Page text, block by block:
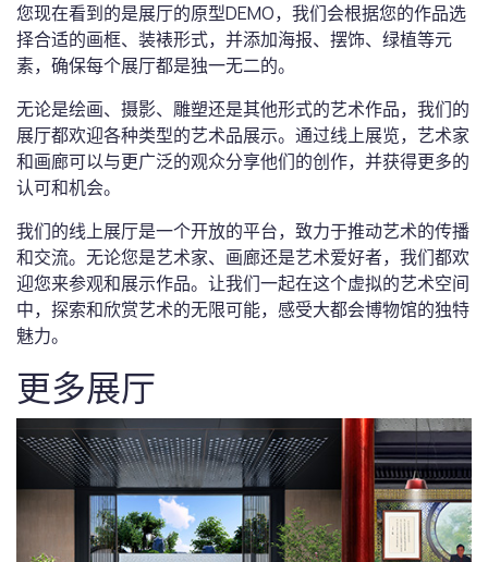
您现在看到的是展厅的原型DEMO，我们会根据您的作品选
择合适的画框、装裱形式，并添加海报、摆饰、绿植等元
素，确保每个展厅都是独一无二的。
无论是绘画、摄影、雕塑还是其他形式的艺术作品，我们的
展厅都欢迎各种类型的艺术品展示。通过线上展览，艺术家
和画廊可以与更广泛的观众分享他们的创作，并获得更多的
认可和机会。
我们的线上展厅是一个开放的平台，致力于推动艺术的传播
和交流。无论您是艺术家、画廊还是艺术爱好者，我们都欢
迎您来参观和展示作品。让我们一起在这个虚拟的艺术空间
中，探索和欣赏艺术的无限可能，感受大都会博物馆的独特
魅力。
更多展厅